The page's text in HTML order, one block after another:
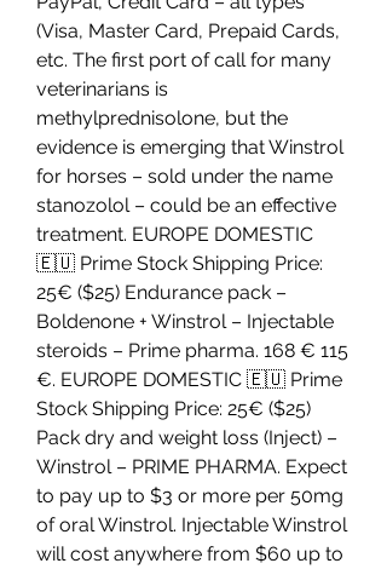
(Visa, Master Card, Prepaid Cards,
etc. The first port of call for many
veterinarians is
methylprednisolone, but the
evidence is emerging that Winstrol
for horses – sold under the name
stanozolol – could be an effective
treatment. EUROPE DOMESTIC
🇪🇺 Prime Stock Shipping Price:
25€ ($25) Endurance pack –
Boldenone + Winstrol – Injectable
steroids – Prime pharma. 168 € 115
€. EUROPE DOMESTIC 🇪🇺 Prime
Stock Shipping Price: 25€ ($25)
Pack dry and weight loss (Inject) –
Winstrol – PRIME PHARMA. Expect
to pay up to $3 or more per 50mg
of oral Winstrol. Injectable Winstrol
will cost anywhere from $60 up to